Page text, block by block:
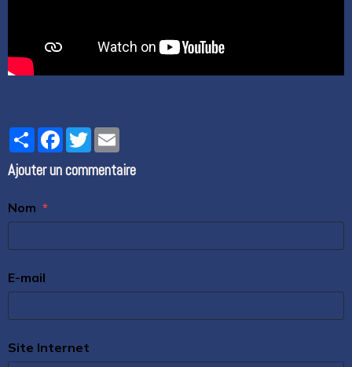
PartagerFacebook
Twitter
Ajouter un commentaire
Nom
E-mail
Site Internet